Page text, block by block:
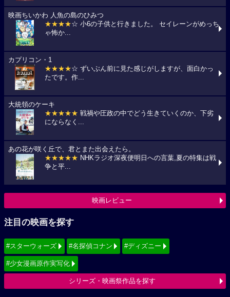
映画ちいかわ 人魚の島のひみつ
★★★★☆ 小6の子供と行きました。 セイレーンがめっち
ゃ怖か...
カプリコン・1
★★★★☆ ずいぶん前に見た感じがしますが、面白かっ
たです。作...
大統領のケーキ
★★★★★ 戦禍や圧政の中でどう生きていくのか、下劣
にならなく...
あの花が咲く丘で、君とまた出会えたら。
★★★★★ NHKラジオ深夜便明日への言葉,夏の特集は戦
争と平...
映画レビュー
注目の映画を探す
#スターウォーズ #名探偵コナン #ディズニー
#少女漫画原作実写化
シリーズ・映画祭作品を探す